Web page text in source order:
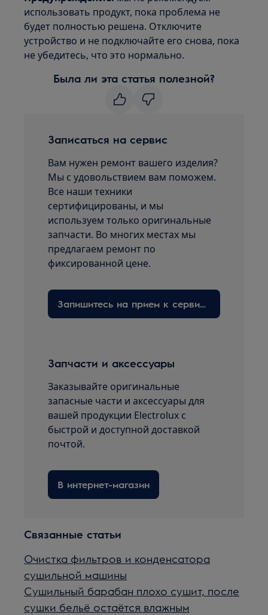
использовать продукт, пока проблема не
будет полностью решена. Отключите
устройство и не подключайте его снова, пока
не убедитесь, что это нормально.
Была ли эта статья полезной?
Записаться на сервис
Вам нужен ремонт вашего изделия?
Мы с удовольствием вам поможем.
Все наши техники
сертифицированы, и мы
используем только оригинальные
запчасти. Во многих местах мы
предлагаем ремонт по
фиксированной цене.
Запишитесь на прием к сервисному технику здесь
Запчасти и аксессуары
Заказывайте оригинальные
запасные части и аксессуары для
вашей продукции Electrolux с
быстрой и доступной доставкой
почтой.
В интернет-магазин
Связанные статьи
Очистка фильтров и конденсатора
сушильной машины
Сушильный барабан плохо сушит, после
сушки бельё остаётся влажным